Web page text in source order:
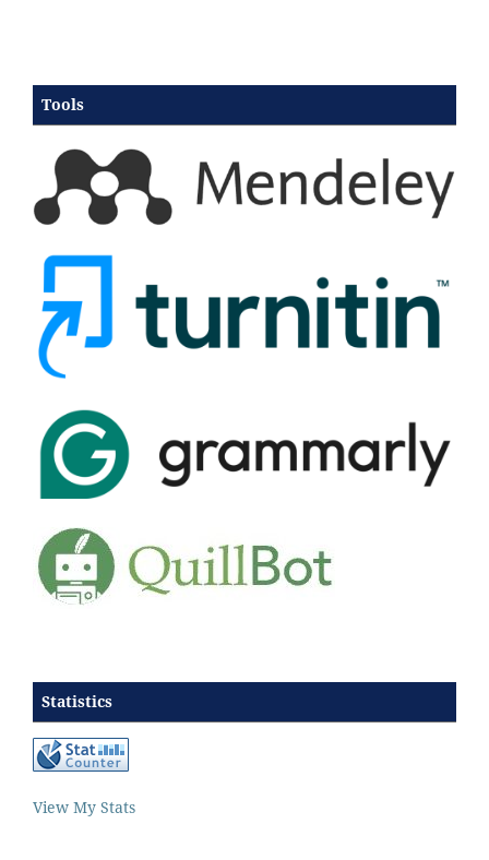
Tools
Statistics
View My Stats